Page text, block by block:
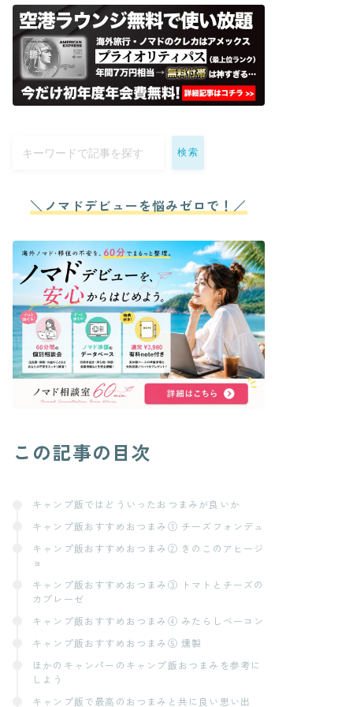
検索
＼ノマドデビューを悩みゼロで！／
この記事の目次
キャンプ飯ではどういったおつまみが良いか
キャンプ飯おすすめおつまみ① チーズフォンデュ
キャンプ飯おすすめおつまみ② きのこのアヒージ
ョ
キャンプ飯おすすめおつまみ③ トマトとチーズの
カプレーゼ
キャンプ飯おすすめおつまみ④ みたらしベーコン
キャンプ飯おすすめおつまみ⑤ 燻製
ほかのキャンパーのキャンプ飯おつまみを参考に
しよう
キャンプ飯で最高のおつまみと共に良い思い出